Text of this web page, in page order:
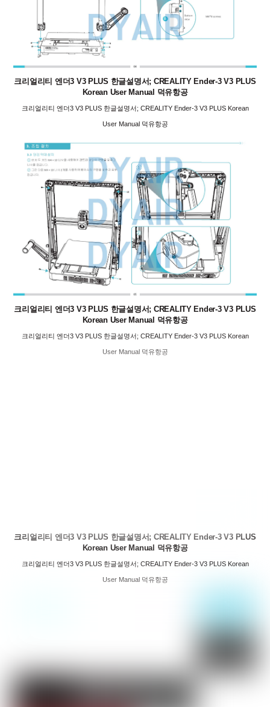
크리얼리티 엔더3 V3 PLUS 한글설명서; CREALITY Ender-3 V3 PLUS
Korean User Manual 덕유항공
크리얼리티 엔더3 V3 PLUS 한글설명서; CREALITY Ender-3 V3 PLUS Korean
User Manual 덕유항공
크리얼리티 엔더3 V3 PLUS 한글설명서; CREALITY Ender-3 V3 PLUS
Korean User Manual 덕유항공
크리얼리티 엔더3 V3 PLUS 한글설명서; CREALITY Ender-3 V3 PLUS Korean
User Manual 덕유항공
크리얼리티 엔더3 V3 PLUS 한글설명서; CREALITY Ender-3 V3 PLUS
Korean User Manual 덕유항공
크리얼리티 엔더3 V3 PLUS 한글설명서; CREALITY Ender-3 V3 PLUS Korean
User Manual 덕유항공